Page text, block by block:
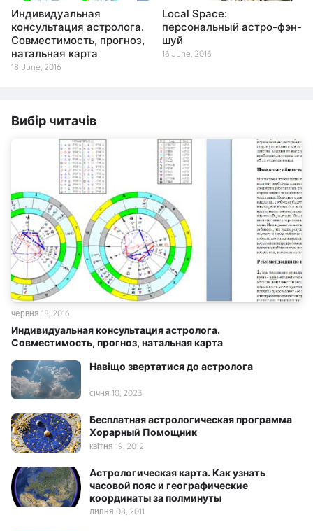
Индивидуальная
консультация астролога.
Совместимость, прогноз,
натальная карта
18 June, 2016
Local Space:
персональный астро-фэн-
шуй
16 June, 2016
Вибір читачів
Индивидуальная консультация астролога.
Совместимость, прогноз, натальная карта
червня 18, 2016
Навіщо звертатися до астролога
січня 10, 2023
Бесплатная астрологическая программа
Хорарный Помощник
квітня 19, 2012
Астрологическая карта. Как узнать
часовой пояс и географические
координаты за полминуты
липня 08, 2011